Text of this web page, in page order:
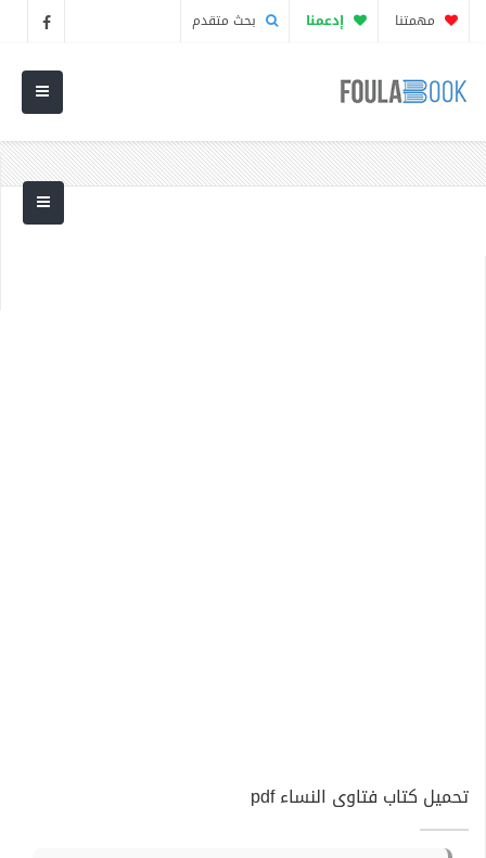
مهمتنا إدعمنا بحث متقدم
تحميل كتاب فتاوى النساء pdf